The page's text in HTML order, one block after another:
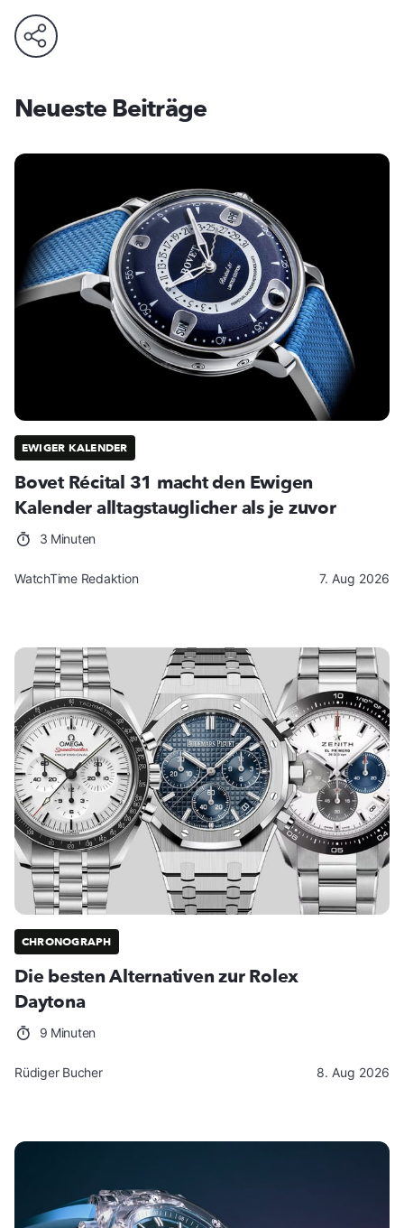
Neueste Beiträge
EWIGER KALENDER
Bovet Récital 31 macht den Ewigen
Kalender alltagstauglicher als je zuvor
3 Minuten
WatchTime Redaktion 7. Aug 2026
CHRONOGRAPH
Die besten Alternativen zur Rolex
Daytona
9 Minuten
Rüdiger Bucher 8. Aug 2026